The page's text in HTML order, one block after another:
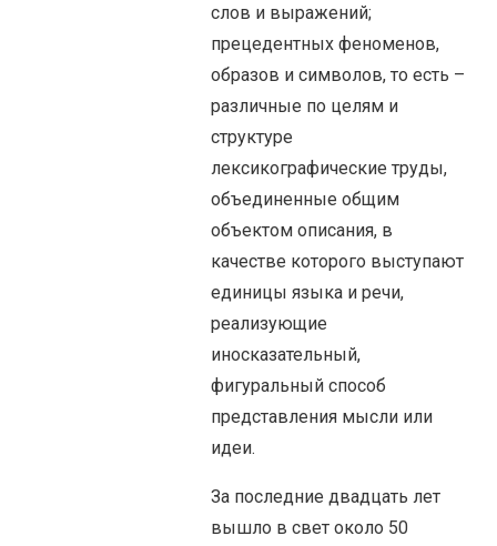
слов и выражений;
прецедентных феноменов,
образов и символов, то есть –
различные по целям и
структуре
лексикографические труды,
объединенные общим
объектом описания, в
качестве которого выступают
единицы языка и речи,
реализующие
иносказательный,
фигуральный способ
представления мысли или
идеи.
За последние двадцать лет
вышло в свет около 50